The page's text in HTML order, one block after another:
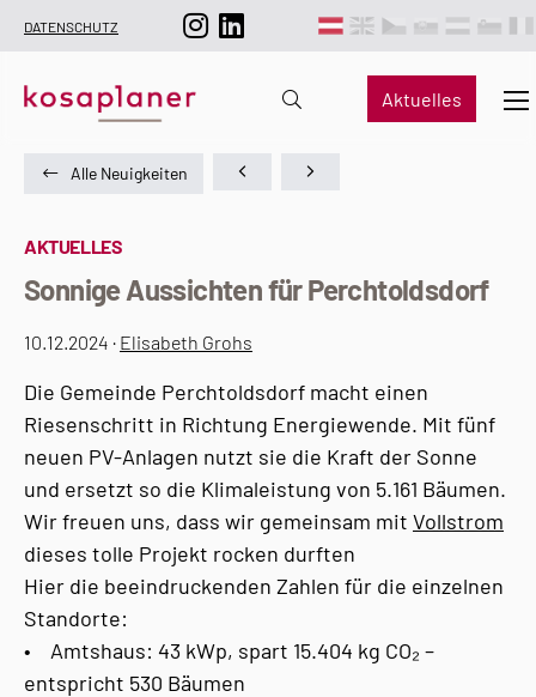
DATENSCHUTZ
Aktuelles
Alle Neuigkeiten
AKTUELLES
Sonnige Aussichten für Perchtoldsdorf
10.12.2024 · Elisabeth Grohs
Die Gemeinde Perchtoldsdorf macht einen
Riesenschritt in Richtung Energiewende. Mit fünf
neuen PV-Anlagen nutzt sie die Kraft der Sonne
und ersetzt so die Klimaleistung von 5.161 Bäumen.
Wir freuen uns, dass wir gemeinsam mit Vollstrom
dieses tolle Projekt rocken durften
Hier die beeindruckenden Zahlen für die einzelnen
Standorte:
• Amtshaus: 43 kWp, spart 15.404 kg CO₂ –
entspricht 530 Bäumen